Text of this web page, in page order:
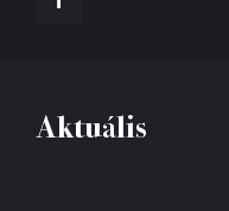
Aktuális